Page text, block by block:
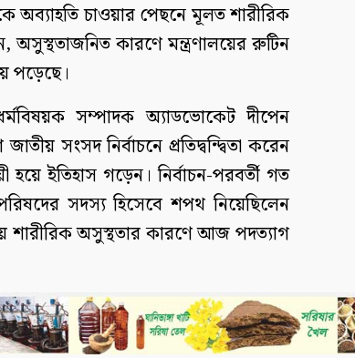
অব্যাহতি চাওয়ার পেছনে মূলত শারীরিক
অসুস্থতাজনিত কারণে মন্ত্রণালয়ের রুটিন
পড়েছে।
সম্পাদক অ্যাডভোকেট দীপেন
সংসদ নির্বাচনে প্রতিদ্বন্দ্বিতা করেন
ইতিহাস গড়েন। নির্বাচন-পরবর্তী গত
সদস্য হিসেবে শপথ নিয়েছিলেন
শারীরিক অসুস্থতার কারণে আজ পদত্যাগ